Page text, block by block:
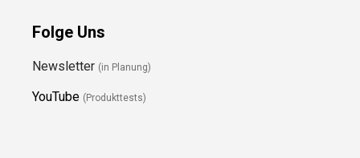
Folge Uns
Newsletter (in Planung)
YouTube (Produkttests)